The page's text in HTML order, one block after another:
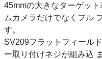
45mmの大きなターゲッ
ムカメラだけでなくフル
す。
SV209フラットフィール
ー取り付けネジが組み込